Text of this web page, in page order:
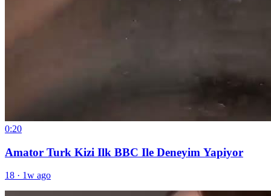
0:20
Amator Turk Kizi Ilk BBC Ile Deneyim Yapiyor
18 · 1w ago